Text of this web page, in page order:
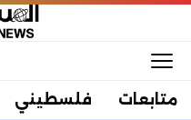
متابعات فلسطيني